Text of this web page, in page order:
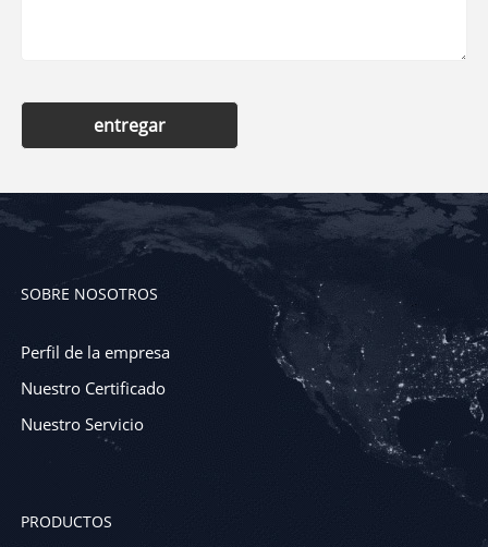
entregar
SOBRE NOSOTROS
Perfil de la empresa
Nuestro Certificado
Nuestro Servicio
PRODUCTOS